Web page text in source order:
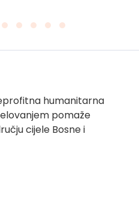
humanitarna
pomaže
cijele Bosne i